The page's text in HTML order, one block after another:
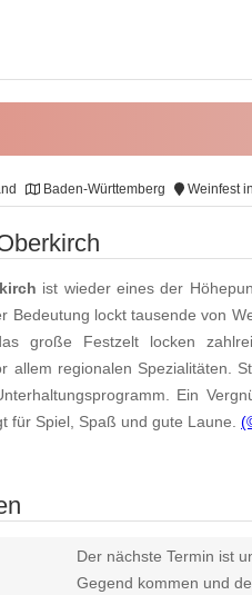
Baden-Württemberg Weinfest
ist wieder eines der
Bedeutung lockt tausende von
große Festzelt locken
allem regionalen Spezialitäten.
Ein
für Spiel, Spaß und gute Laune.
Der nächste Termin ist
Gegend kommen und